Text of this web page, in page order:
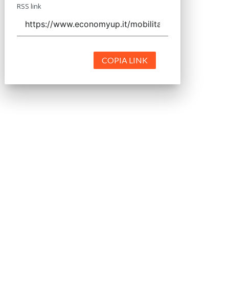
RSS link
COPIA LINK